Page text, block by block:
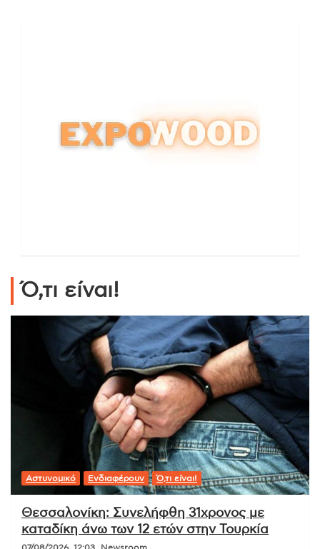
Ό,τι είναι!
Αστυνομικό Ενδιαφέρουν Ό,τι είναι!
Θεσσαλονίκη: Συνελήφθη 31χρονος με
καταδίκη άνω των 12 ετών στην Τουρκία